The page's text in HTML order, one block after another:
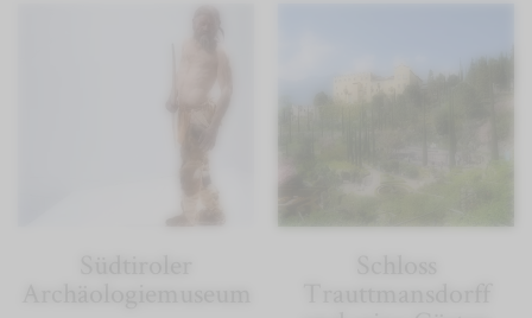
Archäologiemuseum